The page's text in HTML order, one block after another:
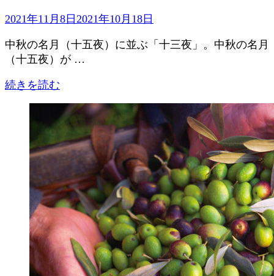
2021年11月8日 2021年10月18日
中秋の名月（十五夜）に並ぶ「十三夜」。中秋の名月
（十五夜）が …
続きを読む